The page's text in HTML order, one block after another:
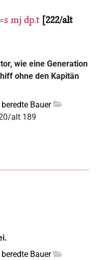
mj dp.t 222/alt
wie eine Generation
ohne den Kapitän
beredte Bauer
alt 189
beredte Bauer